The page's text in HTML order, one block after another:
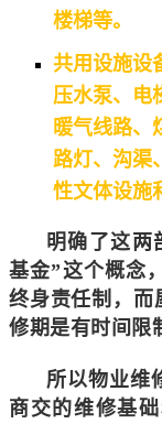
楼梯等。
共用设施设
压水泵、电
暖气线路、
路灯、沟渠
性文体设施
明确了这两
基金”这个概念
终身责任制，而
修期是有时间限
所以物业维
商交的维修基